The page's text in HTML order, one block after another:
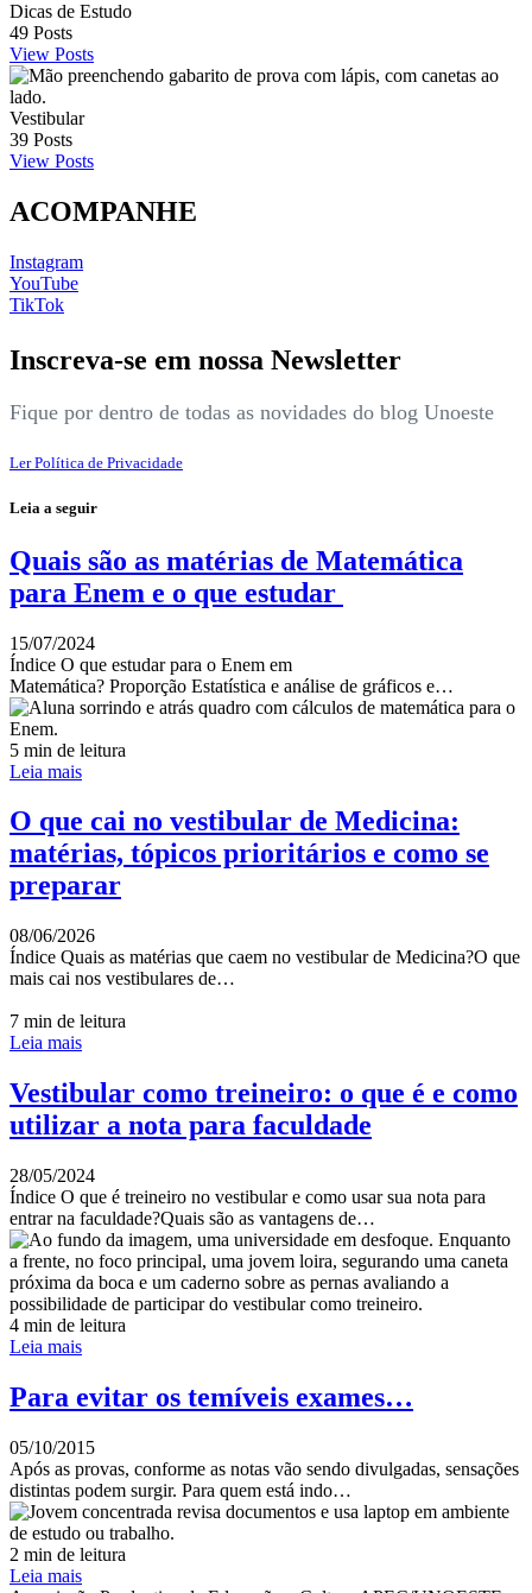
Dicas de Estudo
49 Posts
View Posts
Vestibular
39 Posts
View Posts
ACOMPANHE
Instagram
YouTube
TikTok
Inscreva-se em nossa Newsletter
Fique por dentro de todas as novidades do blog Unoeste
Ler Política de Privacidade
Leia a seguir
Quais são as matérias de Matemática
para Enem e o que estudar
15/07/2024
Índice O que estudar para o Enem em
Matemática? Proporção Estatística e análise de gráficos e…
5 min de leitura
Leia mais
O que cai no vestibular de Medicina:
matérias, tópicos prioritários e como se
preparar
08/06/2026
Índice Quais as matérias que caem no vestibular de Medicina?O que
mais cai nos vestibulares de…
7 min de leitura
Leia mais
Vestibular como treineiro: o que é e como
utilizar a nota para faculdade
28/05/2024
Índice O que é treineiro no vestibular e como usar sua nota para
entrar na faculdade?Quais são as vantagens de…
4 min de leitura
Leia mais
Para evitar os temíveis exames…
05/10/2015
Após as provas, conforme as notas vão sendo divulgadas, sensações
distintas podem surgir. Para quem está indo…
2 min de leitura
Leia mais